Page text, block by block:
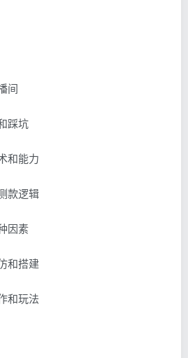
间
踩坑
和能力
款逻辑
因素
和搭建
和玩法